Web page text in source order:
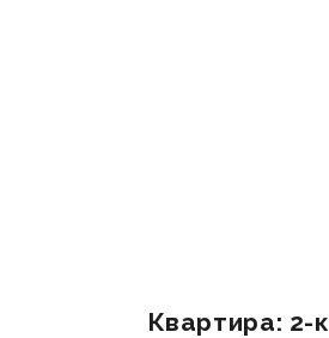
Квартира: 2-